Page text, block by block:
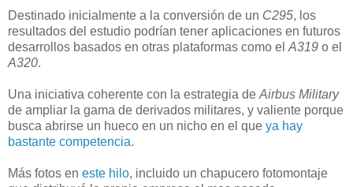
Destinado inicialmente a la conversión de un C295, los
resultados del estudio podrían tener aplicaciones en futuros
desarrollos basados en otras plataformas como el A319 o el
A320.
Una iniciativa coherente con la estrategia de Airbus Military
de ampliar la gama de derivados militares, y valiente porque
busca abrirse un hueco en un nicho en el que ya hay
bastante competencia.
Más fotos en este hilo, incluido un chapucero fotomontaje